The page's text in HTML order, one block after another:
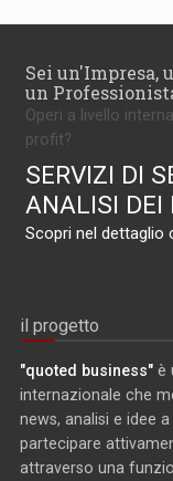
Sei un'Impresa,
un
Operi a livello
profit?
SERVIZI DI
ANALISI DEI
Scopri nel dettaglio
il progetto
"quoted business" è
internazionale che
news, analisi e idee
partecipare
attraverso una